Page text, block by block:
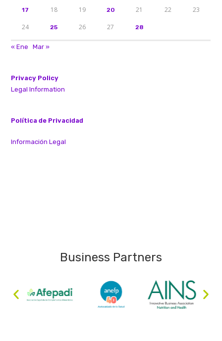
17 18 19 20 21 22 23
24 25 26 27 28
« Ene Mar »
Privacy Policy
Legal Information
Política de Privacidad
Información Legal
Business Partners